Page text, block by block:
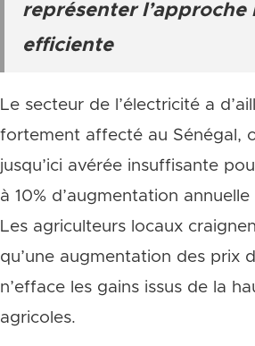
représenter l’approche
efficiente
Le secteur de l’électricité a
fortement affecté au Sénégal,
jusqu’ici avérée insuffisante
à 10% d’augmentation
Les agriculteurs locaux
qu’une augmentation des prix
n’efface les gains issus de la
agricoles.